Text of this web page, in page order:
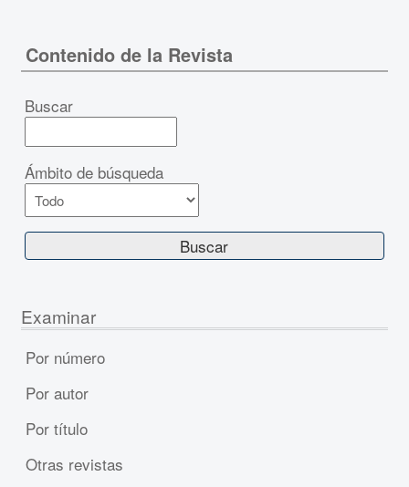
Contenido de la Revista
Buscar
Ámbito de búsqueda
Examinar
Por número
Por autor
Por título
Otras revistas